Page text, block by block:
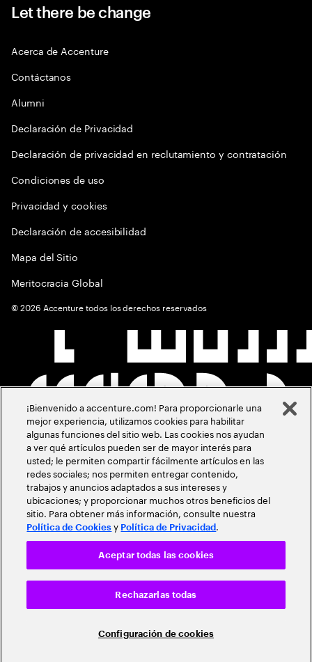
Let there be change
Acerca de Accenture
Contáctanos
Alumni
Declaración de Privacidad
Declaración de privacidad en reclutamiento y contratación
Condiciones de uso
Privacidad y cookies
Declaración de accesibilidad
Mapa del Sitio
Meritocracia Global
©2026 Accenture todos los derechos reservados
¡Bienvenido a accenture.com! Para proporcionarle una
mejor experiencia, utilizamos cookies para habilitar
algunas funciones del sitio web. Las cookies nos ayudan
a ver qué artículos pueden ser de mayor interés para
usted; le permiten compartir fácilmente artículos en las
redes sociales; nos permiten entregar contenido,
trabajos y anuncios adaptados a sus intereses y
ubicaciones; y proporcionar muchos otros beneficios del
sitio. Para obtener más información, consulte nuestra
Política de Cookies y Política de Privacidad .
Configuración de cookies
Rechazarlas todas
Aceptar todas las cookies